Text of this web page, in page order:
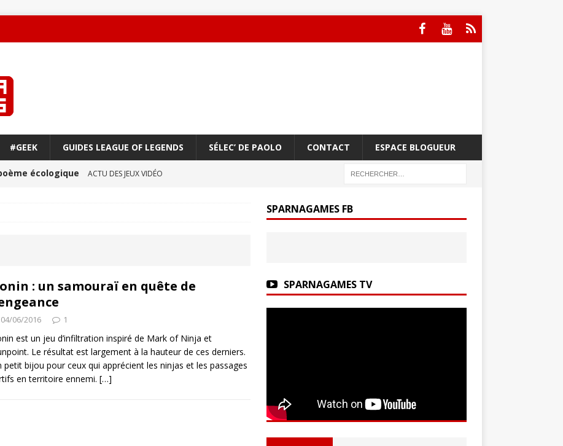
#GEEK GUIDES LEAGUE OF LEGENDS SÉLEC’ DE PAOLO CONTACT ESPACE BLOGUEUR
écologique ACTU DES JEUX VIDÉO
à vol d’oiseau
Maker 2 : La seule limite est votre imagination !
vivre sa meilleure mort
: un samouraï en quête de
04/06/2016 1
est un jeu d’infiltration inspiré de Mark of Ninja et
Le résultat est largement à la hauteur de ces derniers.
petit bijou pour ceux qui apprécient les ninjas et les passages
en territoire ennemi. […]
SPARNAGAMES FB
SPARNAGAMES TV